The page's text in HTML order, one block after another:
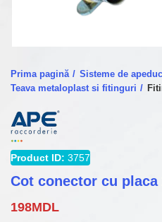
Prima pagină
Sisteme de
Teava metaloplast si fitinguri
Product ID: 3757
Cot conector cu placa
198MDL